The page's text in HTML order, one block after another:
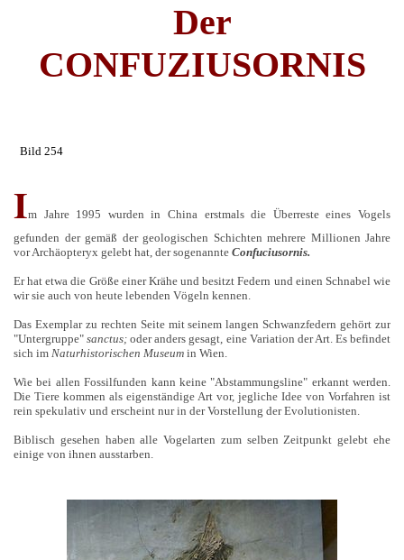
Der
CONFUZIUSORNIS
Bild 254
Im Jahre 1995 wurden in China erstmals die Überreste eines Vogels
gefunden der gemäß der geologischen Schichten mehrere Millionen Jahre
vor Archäopteryx gelebt hat, der sogenannte Confuciusornis.
Er hat etwa die Größe einer Krähe und besitzt Federn und einen Schnabel wie
wir sie auch von heute lebenden Vögeln kennen.
Das Exemplar zu rechten Seite mit seinem langen Schwanzfedern gehört zur
"Untergruppe"sanctus; oder anders gesagt, eine Variation der Art. Es befindet
sich im Naturhistorischen Museum in Wien.
Wie bei allen Fossilfunden kann keine "Abstammungsline" erkannt werden.
Die Tiere kommen als eigenständige Art vor, jegliche Idee von Vorfahren ist
rein spekulativ und erscheint nur in der Vorstellung der Evolutionisten.
Biblisch gesehen haben alle Vogelarten zum selben Zeitpunkt gelebt ehe
einige von ihnen ausstarben.